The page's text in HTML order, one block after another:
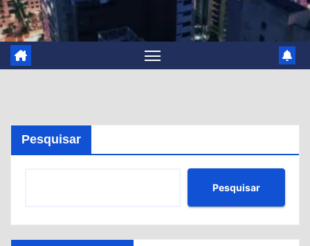
Pesquisar
Pesquisar